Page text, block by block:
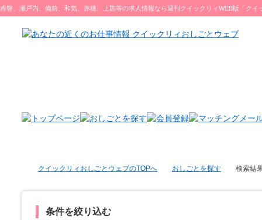
赤磐、瀬戸内、備前、和気、赤穂、上郡等の求人情報なら週刊クイックリィWEB版「クイ
クイックリィおしごとウェブのTOPへ おしごとを探す 検索結
条件を絞り込む